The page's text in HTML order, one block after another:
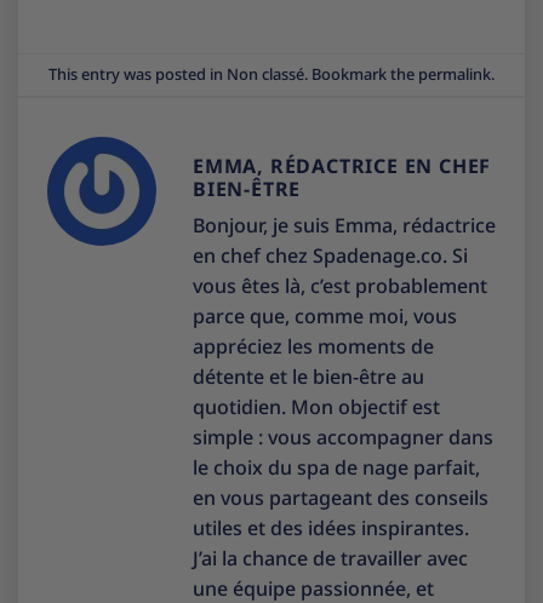
This entry was posted in Non classé. Bookmark the permalink.
EMMA, RÉDACTRICE EN CHEF
BIEN-ÊTRE
Bonjour, je suis Emma, rédactrice
en chef chez Spadenage.co. Si
vous êtes là, c’est probablement
parce que, comme moi, vous
appréciez les moments de
détente et le bien-être au
quotidien. Mon objectif est
simple : vous accompagner dans
le choix du spa de nage parfait,
en vous partageant des conseils
utiles et des idées inspirantes.
J’ai la chance de travailler avec
une équipe passionnée, et